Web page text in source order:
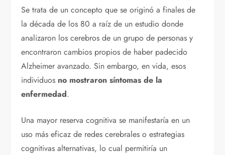
Se trata de un concepto que se originó a finales de
la década de los 80 a raíz de un estudio donde
analizaron los cerebros de un grupo de personas y
encontraron cambios propios de haber padecido
Alzheimer avanzado. Sin embargo, en vida, esos
individuos no mostraron síntomas de la
enfermedad.
Una mayor reserva cognitiva se manifestaría en un
uso más eficaz de redes cerebrales o estrategias
cognitivas alternativas, lo cual permitiría un